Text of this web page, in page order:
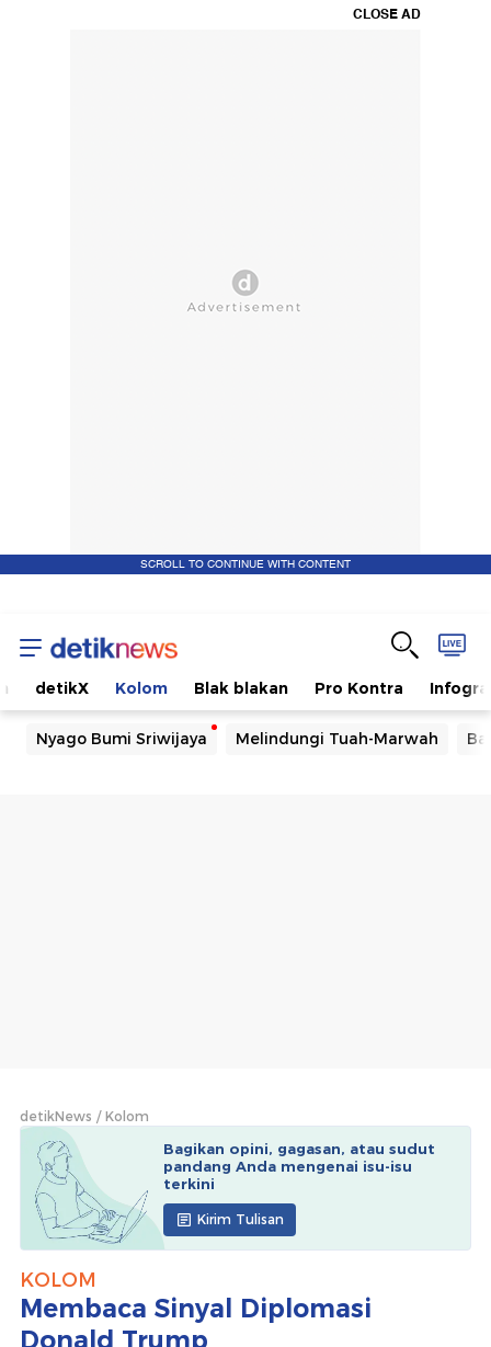
CLOSE AD
SCROLL TO CONTINUE WITH CONTENT
detikX Kolom Blak blakan Pro Kontra
Nyago Bumi Sriwijaya Melindungi Tuah-Marwah
detikNews Kolom
Bagikan opini, gagasan, atau sudut
pandang Anda mengenai isu-isu
terkini
Kirim Tulisan
KOLOM
Membaca Sinyal Diplomasi
Donald Trump